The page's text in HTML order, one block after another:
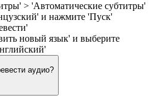
> 'Автоматические субтитры'
и нажмите 'Пуск'
новый язык' и выберите
аудио?